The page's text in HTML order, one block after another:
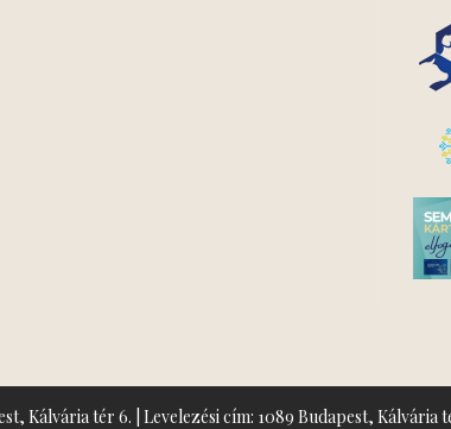
Kálvária tér 6. | Levelezési cím: 1089 Budapest, Kálvária